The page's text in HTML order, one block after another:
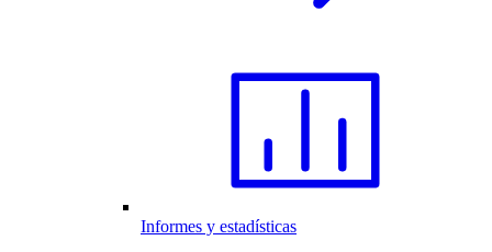
Informes y estadísticas